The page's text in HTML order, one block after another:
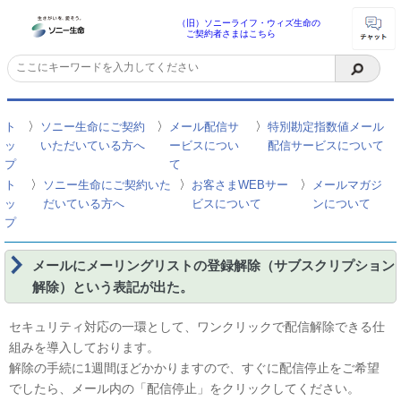
（旧）ソニーライフ・ウィズ生命の
ご契約者さまはこちら
ト
ッ
プ
〉
ソニー生命にご契約
いただいている方へ
〉
メール配信サ
ービスについ
て
〉 特別勘定指数値メール
配信サービスについて
ト
ッ
プ
〉
ソニー生命にご契約いた
だいている方へ
〉
お客さまWEBサー
ビスについて
〉
メールマガジ
ンについて
メールにメーリングリストの登録解除（サブスクリプション
解除）という表記が出た。
セキュリティ対応の一環として、ワンクリックで配信解除できる仕
組みを導入しております。
解除の手続に1週間ほどかかりますので、すぐに配信停止をご希望
でしたら、メール内の「配信停止」をクリックしてください。